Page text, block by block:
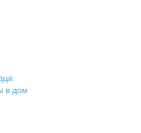
в дом